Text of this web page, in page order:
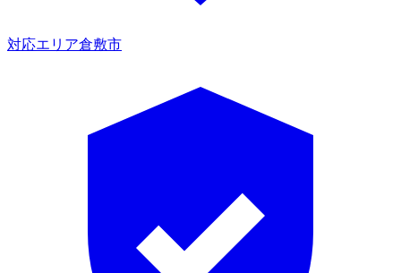
対応エリア倉敷市